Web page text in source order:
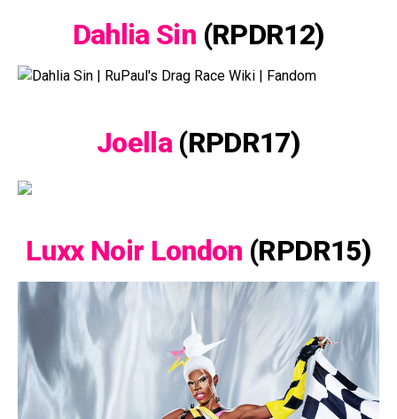
Dahlia Sin (RPDR12)
Joella (RPDR17)
Luxx Noir London (RPDR15)